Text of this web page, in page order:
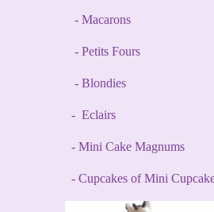
- Macarons
- Petits Fours
- Blondies
- Eclairs
- Mini Cake Magnums
- Cupcakes of Mini